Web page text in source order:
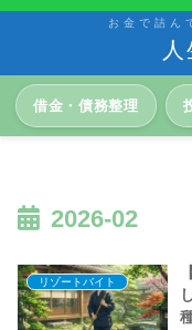
お金で詰ん
借金・債務整理
2026-02
リゾートバイト